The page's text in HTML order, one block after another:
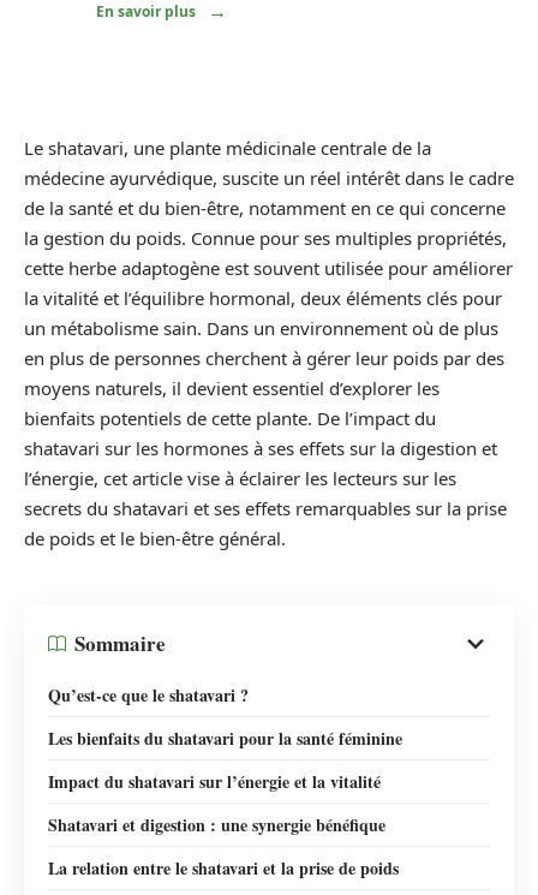
En savoir plus
Le shatavari, une plante médicinale centrale de la
médecine ayurvédique, suscite un réel intérêt dans le cadre
de la santé et du bien-être, notamment en ce qui concerne
la gestion du poids. Connue pour ses multiples propriétés,
cette herbe adaptogène est souvent utilisée pour améliorer
la vitalité et l’équilibre hormonal, deux éléments clés pour
un métabolisme sain. Dans un environnement où de plus
en plus de personnes cherchent à gérer leur poids par des
moyens naturels, il devient essentiel d’explorer les
bienfaits potentiels de cette plante. De l’impact du
shatavari sur les hormones à ses effets sur la digestion et
l’énergie, cet article vise à éclairer les lecteurs sur les
secrets du shatavari et ses effets remarquables sur la prise
de poids et le bien-être général.
Sommaire
Qu’est-ce que le shatavari ?
Les bienfaits du shatavari pour la santé féminine
Impact du shatavari sur l’énergie et la vitalité
Shatavari et digestion : une synergie bénéfique
La relation entre le shatavari et la prise de poids